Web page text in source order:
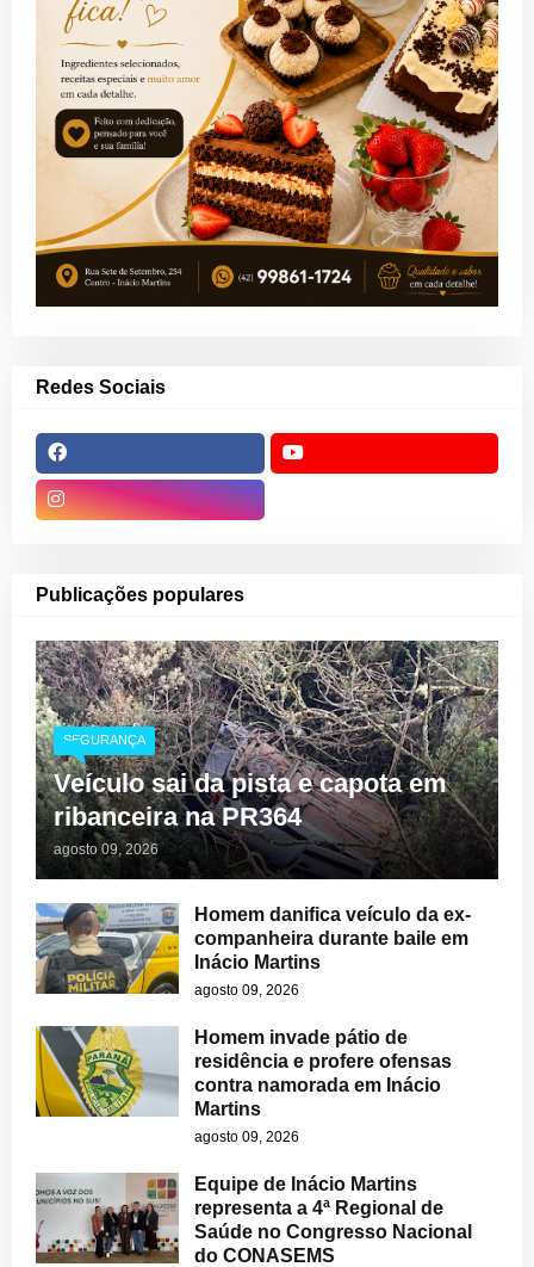
Redes Sociais
Publicações populares
SEGURANÇA
Veículo sai da pista e capota em
ribanceira na PR364
agosto 09, 2026
Homem danifica veículo da ex-
companheira durante baile em
Inácio Martins
agosto 09, 2026
Homem invade pátio de
residência e profere ofensas
contra namorada em Inácio
Martins
agosto 09, 2026
Equipe de Inácio Martins
representa a 4ª Regional de
Saúde no Congresso Nacional
do CONASEMS